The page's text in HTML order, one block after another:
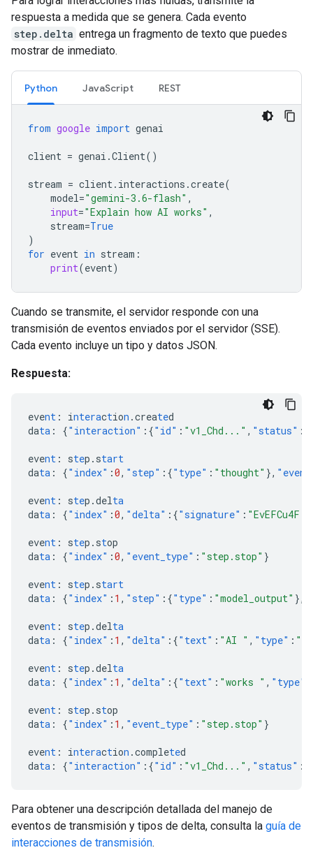
respuesta a medida que se genera. Cada evento
step.delta entrega un fragmento de texto que puedes
mostrar de inmediato.
Python JavaScript REST
from google import genai
client = genai .Client()
stream = client. interactions .create(
model="gemini-3.6-flash" ,
input="Explain how AI works" ,
stream=True
)
for event in stream :
print(event)
Cuando se transmite, el servidor responde con una
transmisión de eventos enviados por el servidor (SSE).
Cada evento incluye un tipo y datos JSON.
Respuesta:
event : interaction .created
data : {"interaction" :{"id" : "v1_Chd..." , "status" :
event : step.start
data : {"index" :0, "step" :{"type" : "thought" },
event : step.delta
data : {"index" :0, "delta" :{"signature" :
event : step.stop
data : {"index" :0, "event_type" : "step.stop" }
event : step.start
data : {"index" : 1 , "step" :{"type" : "model_output" },
event : step.delta
data : {"index" : 1 , "delta" :{"text" : "AI " , "type" :
event : step.delta
data : {"index" : 1 , "delta" :{"text" : "works " , "type"
event : step.stop
data : {"index" : 1 , "event_type" : "step.stop" }
event : interaction .completed
data : {"interaction" :{"id" : "v1_Chd..." , "status" :
Para obtener una descripción detallada del manejo de
eventos de transmisión y tipos de delta, consulta la guía de
interacciones de transmisión.